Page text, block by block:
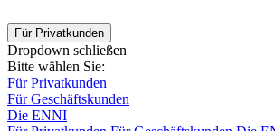
Für Privatkunden
Dropdown schließen
Bitte wählen Sie:
Für Privatkunden
Für Geschäftskunden
Die ENNI